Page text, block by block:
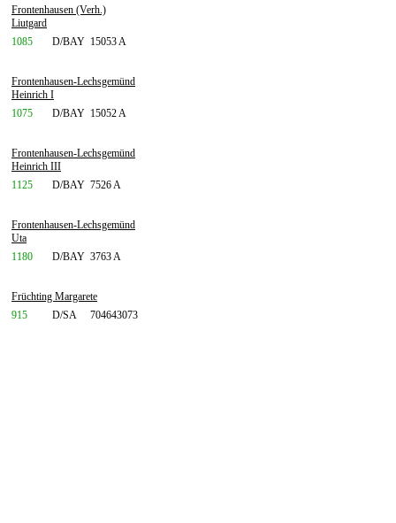
Frontenhausen (Verh.)
Liutgard
1085
D/BAY 15053 A
Frontenhausen-Lechsgemünd
Heinrich I
1075
D/BAY 15052 A
Frontenhausen-Lechsgemünd
Heinrich III
1125
D/BAY 7526 A
Frontenhausen-Lechsgemünd
Uta
1180
D/BAY 3763 A
Früchting Margarete
915
D/SA 704643073